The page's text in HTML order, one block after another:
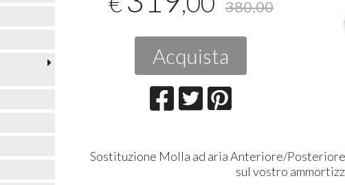
380,00
Acquista
Sostituzione Molla ad aria Anteriore/
sul vostro